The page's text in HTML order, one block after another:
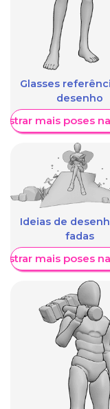
Glasses
desenho
mais poses
Ideias de
fadas
mais poses